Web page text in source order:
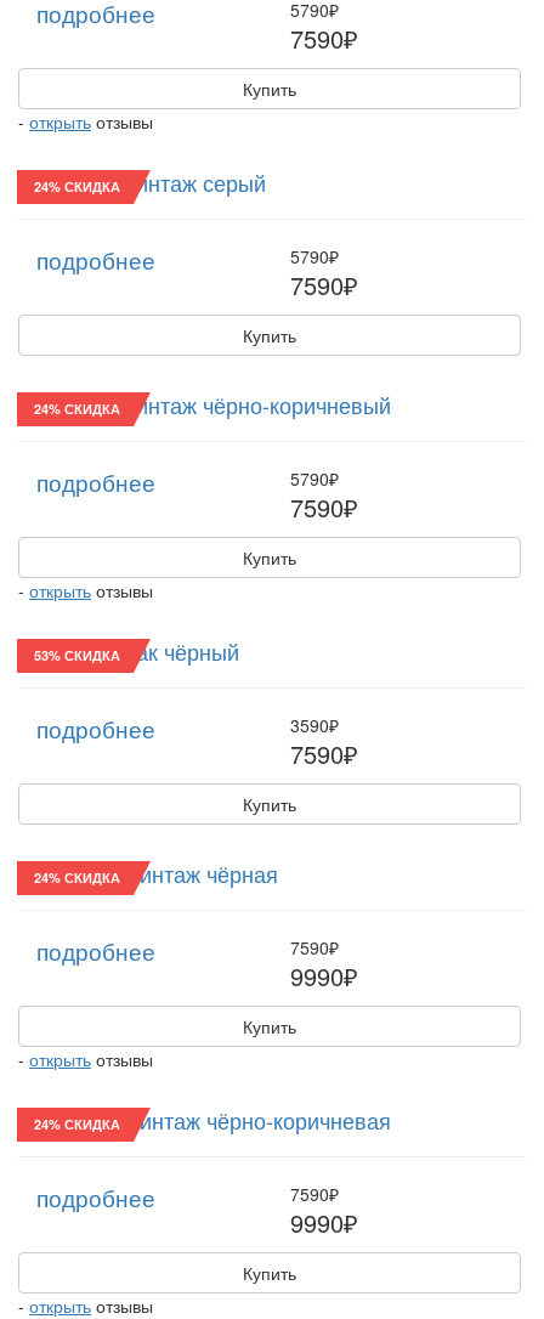
подробнее 5790₽
7590₽
Купить
- открыть отзывы
24% СКИДКА
Картуз/22 Винтаж серый
подробнее 5790₽
7590₽
Купить
24% СКИДКА
Картуз/22 Винтаж чёрно-коричневый
подробнее 5790₽
7590₽
Купить
- открыть отзывы
53% СКИДКА
Картуз/22 Лак чёрный
подробнее 3590₽
7590₽
Купить
24% СКИДКА
Шляпа/32 Винтаж чёрная
подробнее 7590₽
9990₽
Купить
- открыть отзывы
24% СКИДКА
Шляпа/32 Винтаж чёрно-коричневая
подробнее 7590₽
9990₽
Купить
- открыть отзывы